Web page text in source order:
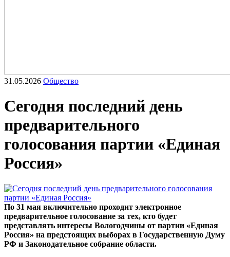
31.05.2026 Общество
Сегодня последний день
предварительного
голосования партии «Единая
Россия»
По 31 мая включительно проходит электронное
предварительное голосование за тех, кто будет
представлять интересы Вологодчины от партии «Единая
Россия» на предстоящих выборах в Государственную Думу
РФ и Законодательное собрание области.